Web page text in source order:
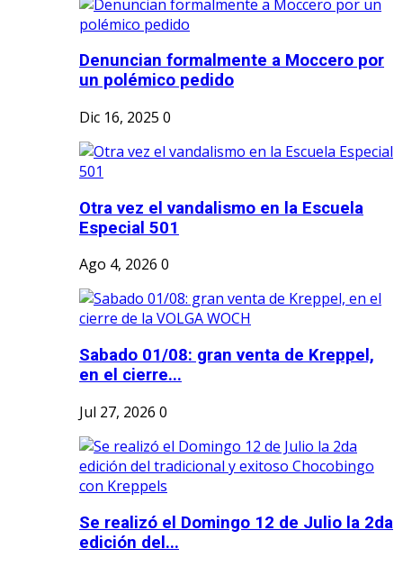
Denuncian formalmente a Moccero por
un polémico pedido
Dic 16, 2025 0
Otra vez el vandalismo en la Escuela
Especial 501
Ago 4, 2026 0
Sabado 01/08: gran venta de Kreppel,
en el cierre...
Jul 27, 2026 0
Se realizó el Domingo 12 de Julio la 2da
edición del...